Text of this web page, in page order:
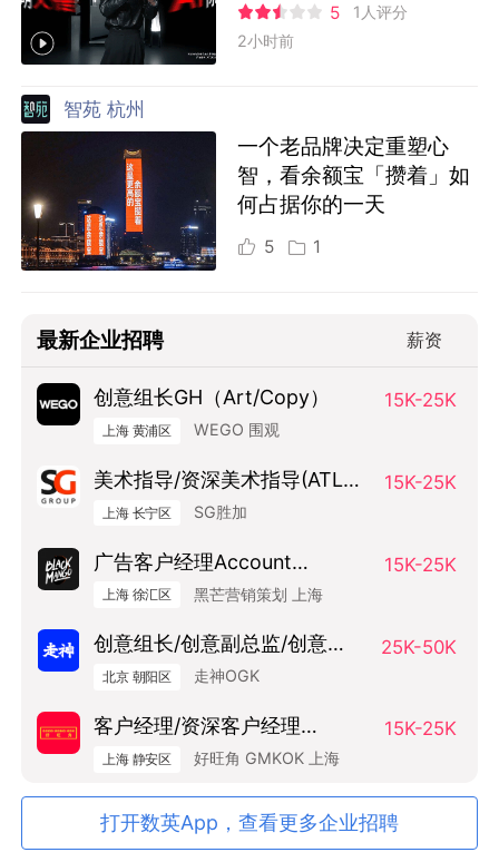
5
1人评分
2小时前
智苑 杭州
一个老品牌决定重塑心
智，看余额宝「攒着」如
何占据你的一天
5 1
最新企业招聘 薪资
创意组长GH（Art/Copy） 15K-25K
上海 黄浦区 WEGO 围观
美术指导/资深美术指导(ATL方
向）
15K-25K
上海 长宁区 SG胜加
广告客户经理Account
Manager
15K-25K
上海 徐汇区 黑芒营销策划 上海
创意组长/创意副总监/创意总
监（Art Base）
25K-50K
北京 朝阳区 走神OGK
客户经理/资深客户经理
SAM/AM
15K-25K
上海 静安区 好旺角 GMKOK 上海
打开数英App，查看更多企业招聘